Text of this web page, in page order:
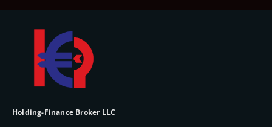
Holding-Finance Broker LLC